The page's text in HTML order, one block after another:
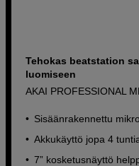
Tehokas beatstation
luomiseen
AKAI PROFESSIONAL
Sisäänrakennettu
Akkukäyttö jopa 4
7” kosketusnäyttö